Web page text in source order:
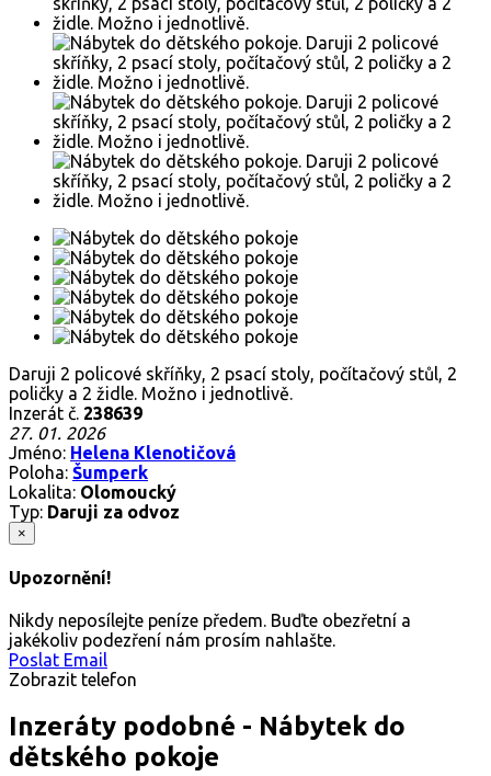
Daruji 2 policové skříňky, 2 psací stoly, počítačový stůl, 2
poličky a 2 židle. Možno i jednotlivě.
Inzerát č. 238639
27. 01. 2026
Jméno: Helena Klenotičová
Poloha: Šumperk
Lokalita: Olomoucký
Typ: Daruji za odvoz
×
Upozornění!
Nikdy neposílejte peníze předem. Buďte obezřetní a
jakékoliv podezření nám prosím nahlašte.
Poslat Email
Zobrazit telefon
Inzeráty podobné - Nábytek do
dětského pokoje